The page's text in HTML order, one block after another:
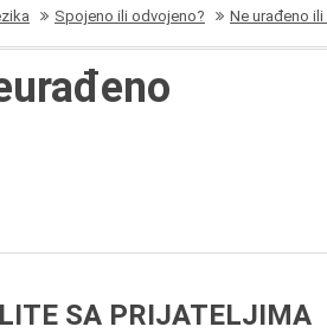
Spojeno ili odvojeno? Ne urađeno
SA PRIJATELJIMA